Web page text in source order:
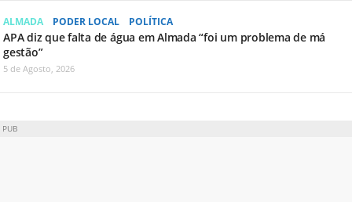
ALMADA PODER LOCAL POLÍTICA
APA diz que falta de água em Almada “foi um problema de má
gestão”
5 de Agosto, 2026
PUB